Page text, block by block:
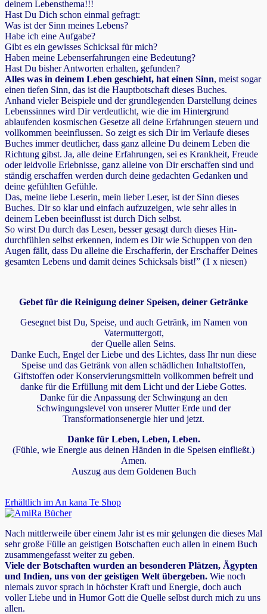
deinem Lebensthema!!!
Hast Du Dich schon einmal gefragt:
Was ist der Sinn meines Lebens?
Habe ich eine Aufgabe?
Gibt es ein gewisses Schicksal für mich?
Haben meine Lebenserfahrungen eine Bedeutung?
Hast Du bisher Antworten erhalten, gefunden?
Alles was in deinem Leben geschieht, hat einen Sinn, meist sogar
einen tiefen Sinn, das ist die Hauptbotschaft dieses Buches.
Anhand vieler Beispiele und der grundlegenden Darstellung deines
Lebenssinnes wird Dir verdeutlicht, wie die im Hintergrund
ablaufenden kosmischen Gesetze all deine Erfahrungen steuern und
vollkommen beeinflussen. So zeigt es sich Dir im Verlaufe dieses
Buches immer deutlicher, dass ganz alleine Du deinem Leben die
Richtung gibst. Ja, alle deine Erfahrungen, sei es Krankheit, Freude
oder leidvolle Erlebnisse, ganz alleine von Dir erschaffen sind und
ständig erschaffen werden durch deine gedachten Gedanken und
deine gefühlten Gefühle.
Das, meine liebe Leserin, mein lieber Leser, ist der Sinn dieses
Buches. Dir so klar und einfach aufzuzeigen, wie sehr alles in
deinem Leben beeinflusst ist durch Dich selbst.
So wirst Du durch das Lesen, besser gesagt durch dieses Hin-
durchfühlen selbst erkennen, indem es Dir wie Schuppen von den
Augen fällt, dass Du alleine die Erschafferin, der Erschaffer Deines
gesamten Lebens und damit deines Schicksals bist!” (1 x niesen)
Gebet für die Reinigung deiner Speisen, deiner Getränke
Gesegnet bist Du, Speise, und auch Getränk, im Namen von
Vatermuttergott,
der Quelle allen Seins.
Danke Euch, Engel der Liebe und des Lichtes, dass Ihr nun diese
Speise und das Getränk von allen schädlichen Inhaltstoffen,
Giftstoffen oder Konservierungsmitteln vollkommen befreit und
danke für die Erfüllung mit dem Licht und der Liebe Gottes.
Danke für die Anpassung der Schwingung an den
Schwingungslevel von unserer Mutter Erde und der
Transformationsenergie hier und jetzt.
Danke für Leben, Leben, Leben.
(Fühle, wie Energie aus deinen Händen in die Speisen einfließt.)
Amen.
Auszug aus dem Goldenen Buch
Erhältlich im An kana Te Shop
Nach mittlerweile über einem Jahr ist es mir gelungen die dieses Mal
sehr große Fülle an geistigen Botschaften euch allen in einem Buch
zusammengefasst weiter zu geben.
Viele der Botschaften wurden an besonderen Plätzen, Ägypten
und Indien, uns von der geistigen Welt übergeben. Wie noch
niemals zuvor sprach in höchster Kraft und Energie, doch auch
voller Liebe und in Humor Gott die Quelle selbst durch mich zu uns
allen.